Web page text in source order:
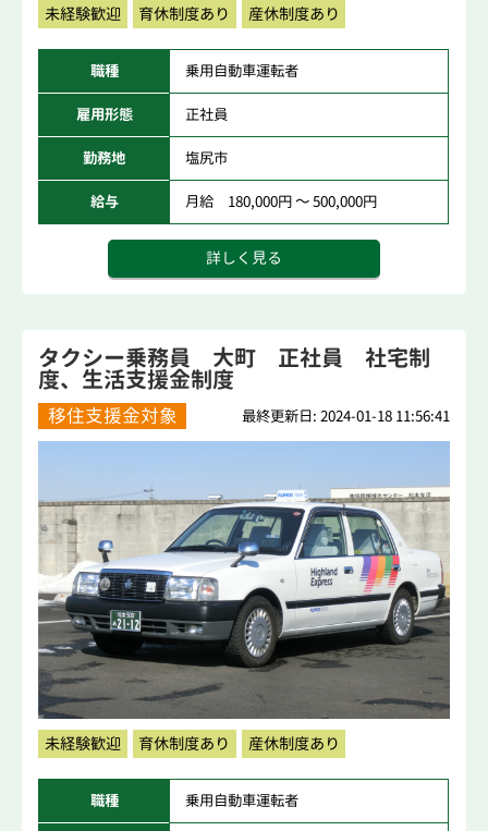
未経験歓迎 育休制度あり 産休制度あり
職種 乗用自動車運転者
雇用形態 正社員
勤務地 塩尻市
給与 月給 180,000円 ～ 500,000円
詳しく見る
タクシー乗務員 大町 正社員 社宅制
度、生活支援金制度
移住支援金対象 最終更新日: 2024-01-18 11:56:41
未経験歓迎 育休制度あり 産休制度あり
職種 乗用自動車運転者